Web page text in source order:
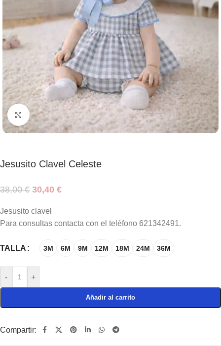
Haga clic para ampliar
Jesusito Clavel Celeste
38,00€ 30,40 €
Jesusito clavel
Para consultas contacta con el teléfono 621342491.
TALLA 3M 6M 9M 12M 18M 24M 36M
- +
Añadir al carrito
Compartir: